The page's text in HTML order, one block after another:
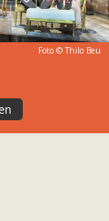
Foto © Thilo Beu